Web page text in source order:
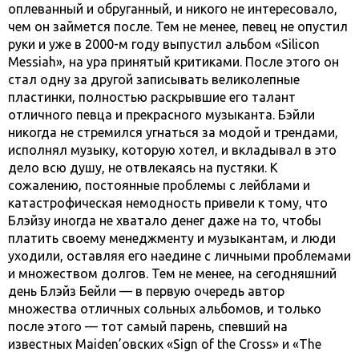
оплеванный и обруганный, и никого не интересовало,
чем он займется после. Тем не менее, певец не опустил
руки и уже в 2000-м году выпустил альбом «Silicon
Messiah», на ура принятый критиками. После этого он
стал одну за другой записывать великолепные
пластинки, полностью раскрывшие его талант
отличного певца и прекрасного музыканта. Бэйли
никогда не стремился угнаться за модой и трендами,
исполнял музыку, которую хотел, и вкладывал в это
дело всю душу, не отвлекаясь на пустяки. К
сожалению, постоянные проблемы с лейблами и
катастрофическая немодность привели к тому, что
Блэйзу иногда не хватало денег даже на то, чтобы
платить своему менеджменту и музыкантам, и люди
уходили, оставляя его наедине с личными проблемами
и множеством долгов. Тем не менее, на сегодняшний
день Блэйз Бейли — в первую очередь автор
множества отличных сольных альбомов, и только
после этого — тот самый парень, спевший на
известных Maiden’овских «Sign of the Cross» и «The